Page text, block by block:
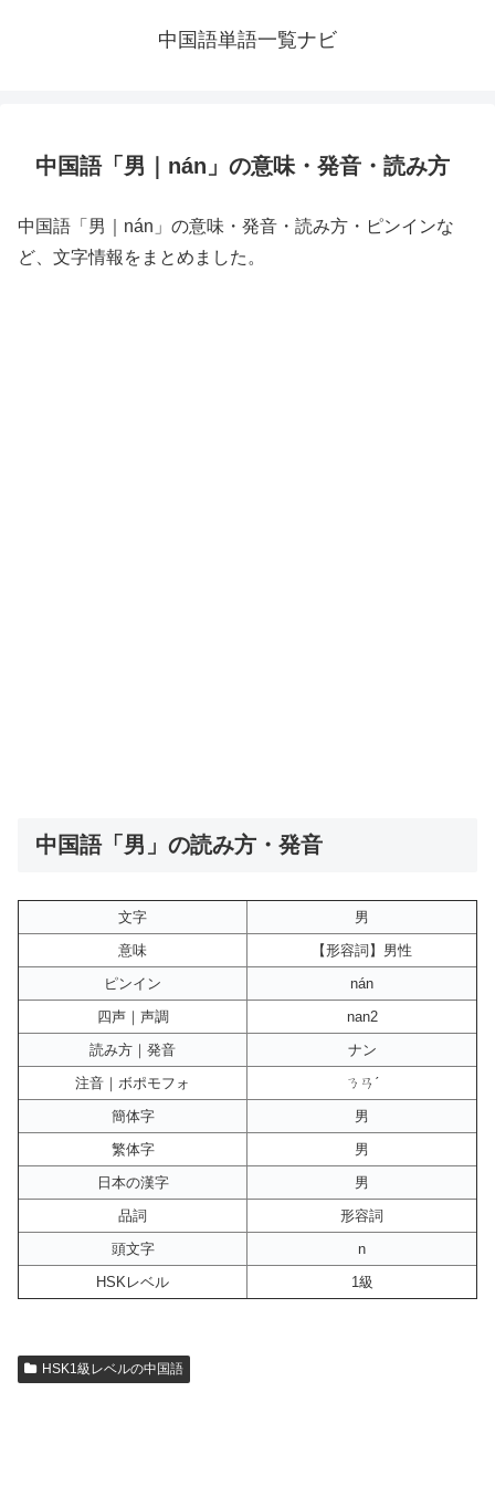
中国語単語一覧ナビ
中国語「男｜nán」の意味・発音・読み方
中国語「男｜nán」の意味・発音・読み方・ピンインな
ど、文字情報をまとめました。
中国語「男」の読み方・発音
文字
男
意味
【形容詞】男性
ピンイン
nán
四声｜声調
nan2
読み方｜発音
ナン
注音｜ボポモフォ
ㄋㄢˊ
簡体字
男
繁体字
男
日本の漢字
男
品詞
形容詞
頭文字
n
HSKレベル
1級
HSK1級レベルの中国語